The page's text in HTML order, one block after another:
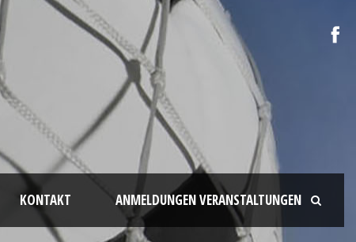
KONTAKT ANMELDUNGEN VERANSTALTUNGEN